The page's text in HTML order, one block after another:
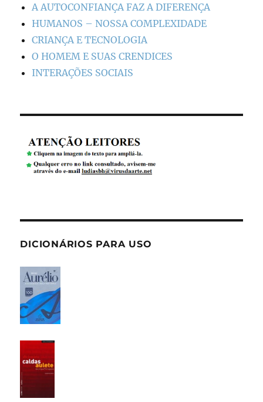
A AUTOCONFIANÇA FAZ A DIFERENÇA
HUMANOS – NOSSA COMPLEXIDADE
CRIANÇA E TECNOLOGIA
O HOMEM E SUAS CRENDICES
INTERAÇÕES SOCIAIS
DICIONÁRIOS PARA USO